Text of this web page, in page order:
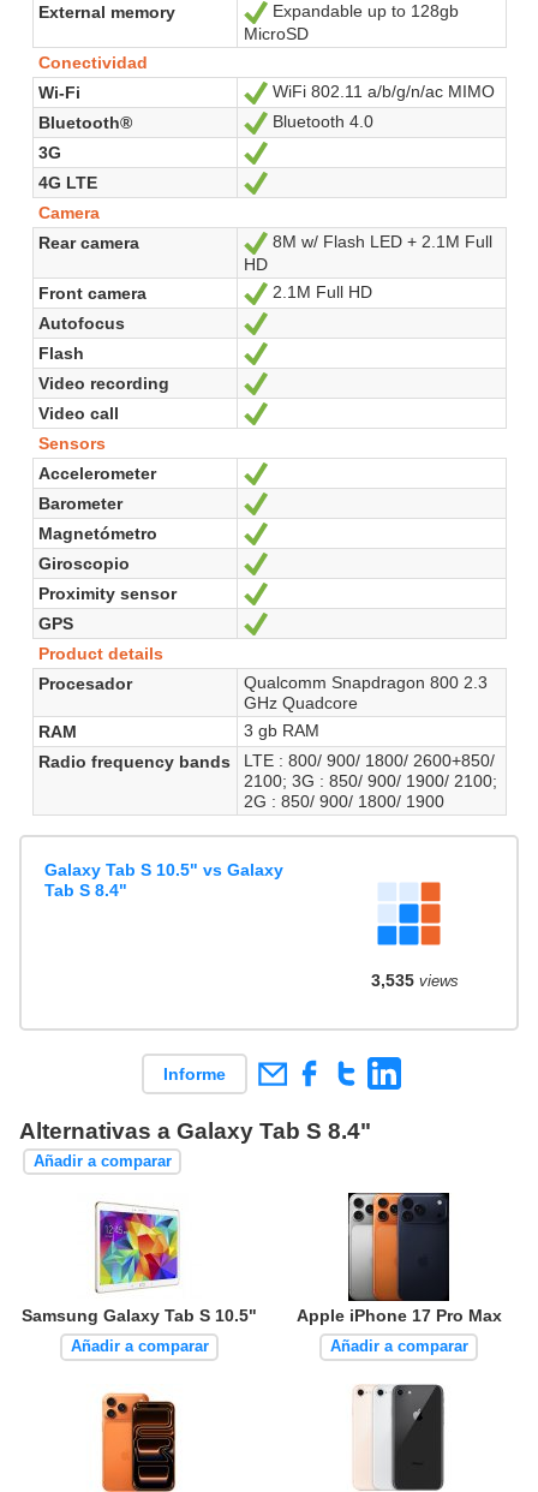
External memory
Sí
Expandable up to 128gb
MicroSD
Conectividad
Wi-Fi
Sí
WiFi 802.11 a/b/g/n/ac MIMO
Bluetooth®
Sí
Bluetooth 4.0
3G
Sí
4G LTE
Camera
Rear camera
Sí
8M w/ Flash LED + 2.1M Full
HD
Front camera
Sí
2.1M Full HD
Autofocus
Flash
Sí
Video recording
Video call
Sí
Sensors
Accelerometer
Sí
Barometer
Magnetómetro
Sí
Giroscopio
Proximity sensor
Sí
GPS
Product details
Procesador
Qualcomm Snapdragon 800 2.3
GHz Quadcore
RAM
3 gb RAM
Radio frequency bands
LTE : 800/ 900/ 1800/ 2600+850/
2100; 3G : 850/ 900/ 1900/ 2100;
2G : 850/ 900/ 1800/ 1900
Galaxy Tab S 10.5" vs Galaxy
Tab S 8.4"
3,535views
Informe
Alternativas a Galaxy Tab S 8.4"
Añadir a comparar
Samsung Galaxy Tab S 10.5"
Añadir a comparar
Apple iPhone 17 Pro Max
Añadir a comparar